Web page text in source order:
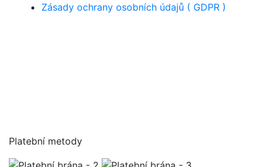
Zásady ochrany osobních údajů ( GDPR )
Platební metody